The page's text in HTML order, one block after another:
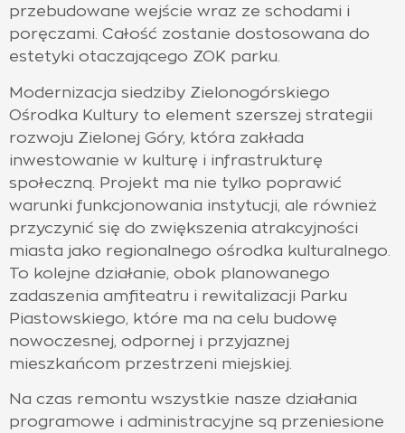
przebudowane wejście wraz ze schodami i
poręczami. Całość zostanie dostosowana do
estetyki otaczającego ZOK parku.
Modernizacja siedziby Zielonogórskiego
Ośrodka Kultury to element szerszej strategii
rozwoju Zielonej Góry, która zakłada
inwestowanie w kulturę i infrastrukturę
społeczną. Projekt ma nie tylko poprawić
warunki funkcjonowania instytucji, ale również
przyczynić się do zwiększenia atrakcyjności
miasta jako regionalnego ośrodka kulturalnego.
To kolejne działanie, obok planowanego
zadaszenia amfiteatru i rewitalizacji Parku
Piastowskiego, które ma na celu budowę
nowoczesnej, odpornej i przyjaznej
mieszkańcom przestrzeni miejskiej.
Na czas remontu wszystkie nasze działania
programowe i administracyjne są przeniesione